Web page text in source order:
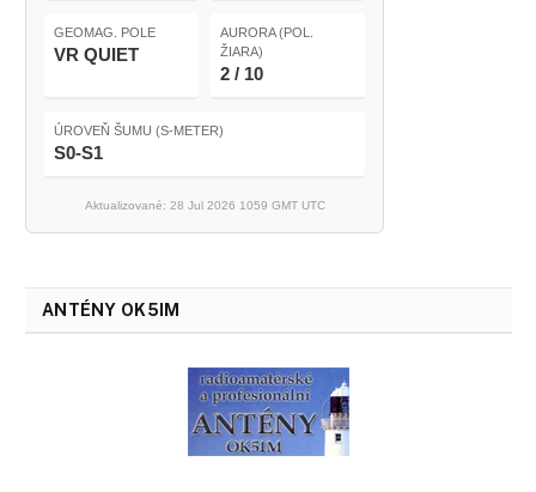
GEOMAG. POLE
VR QUIET
AURORA (POL.
ŽIARA)
2 / 10
ÚROVEŇ ŠUMU (S-METER)
S0-S1
Aktualizované: 28 Jul 2026 1059 GMT UTC
ANTÉNY OK5IM